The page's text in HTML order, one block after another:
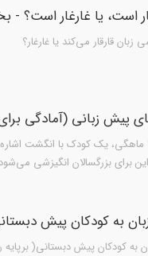
است، یا غارغار است؟
قارقار می‌کند یا غارغار؟
پیش زبانی (آمادگی
پیرامون ۱۲ ماهگی، یک کودک با
برای بزرگسالان انگیزشی
به کودکان پیش
به کودکان پیش دبستانی( برپایه